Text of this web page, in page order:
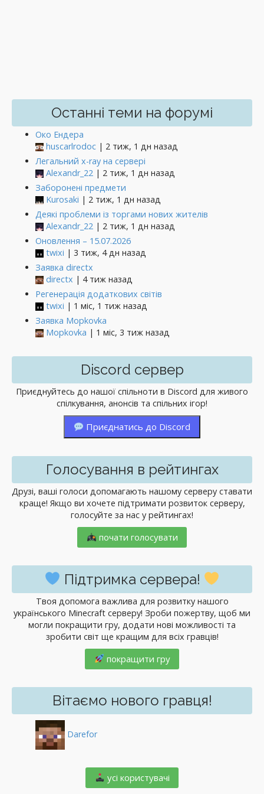
Останні теми на форумі
Око Ендера
huscarlrodoc | 2 тиж, 1 дн назад
Легальний x-ray на сервері
Alexandr_22 | 2 тиж, 1 дн назад
Заборонені предмети
Kurosaki | 2 тиж, 1 дн назад
Деякі проблеми із торгами нових жителів
Alexandr_22 | 2 тиж, 1 дн назад
Оновлення – 15.07.2026
twixi | 3 тиж, 4 дн назад
Заявка directx
directx | 4 тиж назад
Регенерація додаткових світів
twixi | 1 міс, 1 тиж назад
Заявка Mopkovka
Mopkovka | 1 міс, 3 тиж назад
Discord сервер
Приєднуйтесь до нашої спільноти в Discord для живого
спілкування, анонсів та спільних ігор!
Приєднатись до Discord
Голосування в рейтингах
Друзі, ваші голоси допомагають нашому серверу ставати
краще! Якщо ви хочете підтримати розвиток серверу,
голосуйте за нас у рейтингах!
почати голосувати
Підтримка сервера!
Твоя допомога важлива для розвитку нашого
українського Minecraft серверу! Зроби пожертву, щоб ми
могли покращити гру, додати нові можливості та
зробити світ ще кращим для всіх гравців!
покращити гру
Вітаємо нового гравця!
Darefor
️ усі користувачі